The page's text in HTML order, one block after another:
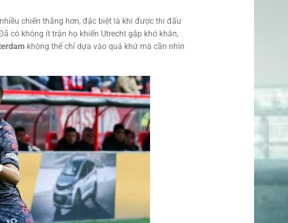
chiến thắng hơn, đặc biệt là khi được thi đấu
có không ít trận họ khiến Utrecht gặp khó khăn,
không thể chỉ dựa vào quá khứ mà cần nhìn